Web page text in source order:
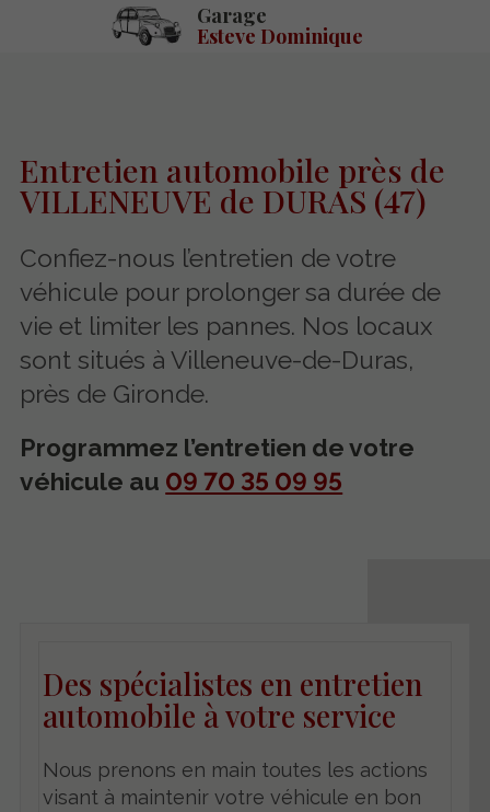
Garage
Esteve Dominique
Entretien automobile près de
VILLENEUVE de DURAS (47)
Confiez-nous l’entretien de votre
véhicule pour prolonger sa durée de
vie et limiter les pannes. Nos locaux
sont situés à Villeneuve-de-Duras,
près de Gironde.
Programmez l’entretien de votre
véhicule au 09 70 35 09 95
Des spécialistes en entretien
automobile à votre service
Nous prenons en main toutes les actions
visant à maintenir votre véhicule en bon